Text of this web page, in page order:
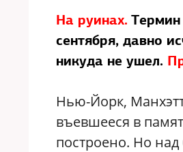
На руинах.
сентября, давно
никуда не ушел.
Нью-Йорк,
въевшееся в
построено. Но